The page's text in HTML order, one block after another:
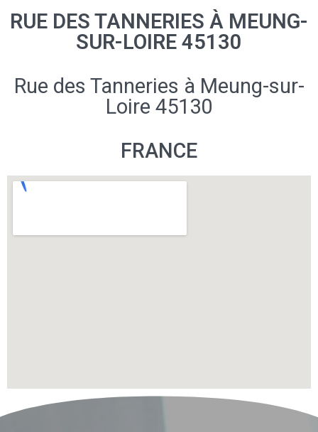
RUE DES TANNERIES À MEUNG-
SUR-LOIRE 45130
Rue des Tanneries à Meung-sur-
Loire 45130
FRANCE